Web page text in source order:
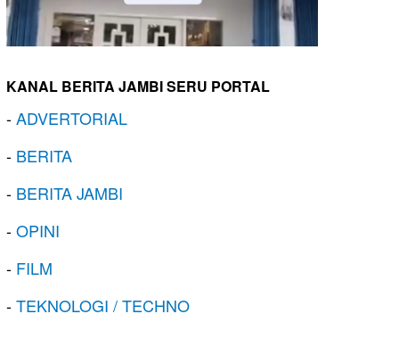
KANAL BERITA JAMBI SERU PORTAL
-ADVERTORIAL
- BERITA
- BERITA JAMBI
-OPINI
- FILM
-TEKNOLOGI / TECHNO